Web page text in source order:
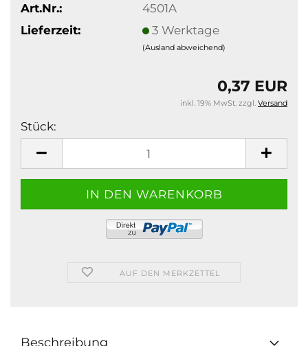
Art.Nr.:
4501A
Lieferzeit:
3 Werktage
(Ausland abweichend)
0,37 EUR
inkl. 19% MwSt. zzgl. Versand
Stück:
AUF DEN MERKZETTEL
Beschreibung